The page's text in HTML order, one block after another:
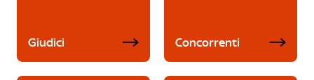
Giudici Concorrenti